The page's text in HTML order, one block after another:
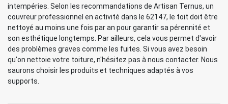
intempéries. Selon les recommandations de Artisan Ternus, un
couvreur professionnel en activité dans le 62147, le toit doit être
nettoyé au moins une fois par an pour garantir sa pérennité et
son esthétique longtemps. Par ailleurs, cela vous permet d'avoir
des problèmes graves comme les fuites. Si vous avez besoin
qu'on nettoie votre toiture, n'hésitez pas à nous contacter. Nous
saurons choisir les produits et techniques adaptés à vos
supports.